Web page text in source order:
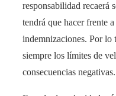
responsabilidad recaerá
tendrá que hacer frente
indemnizaciones. Por lo
siempre los límites de
consecuencias negativas.